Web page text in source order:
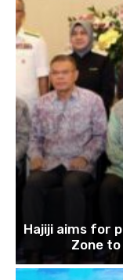
Hajiji aims for
Zone